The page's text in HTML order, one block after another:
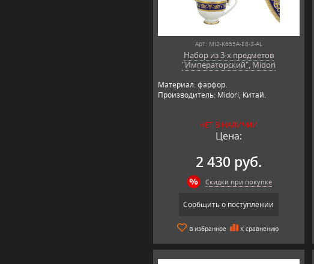
Арт: MI2-K655A-E8-3-AL
Набор из 3-х предметов
"Императорский", Midori
Материал: фарфор.
Производитель: Midori, Китай.
НЕТ В НАЛИЧИИ
Цена:
2 430 руб.
Скидки при покупке
Сообщить о поступлении
В избранное К сравнению